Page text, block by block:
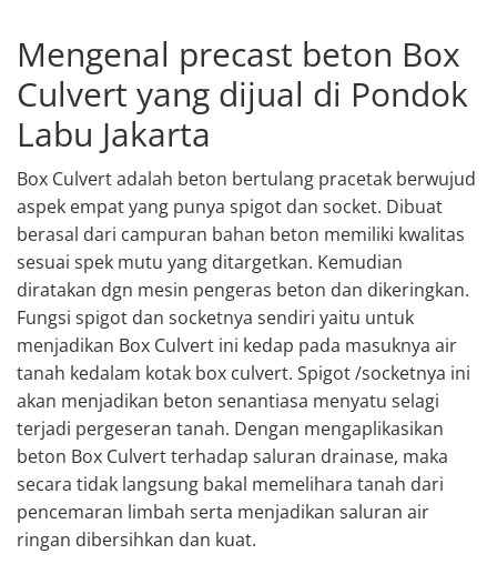
Mengenal precast beton Box
Culvert yang dijual di Pondok
Labu Jakarta
Box Culvert adalah beton bertulang pracetak berwujud
aspek empat yang punya spigot dan socket. Dibuat
berasal dari campuran bahan beton memiliki kwalitas
sesuai spek mutu yang ditargetkan. Kemudian
diratakan dgn mesin pengeras beton dan dikeringkan.
Fungsi spigot dan socketnya sendiri yaitu untuk
menjadikan Box Culvert ini kedap pada masuknya air
tanah kedalam kotak box culvert. Spigot /socketnya ini
akan menjadikan beton senantiasa menyatu selagi
terjadi pergeseran tanah. Dengan mengaplikasikan
beton Box Culvert terhadap saluran drainase, maka
secara tidak langsung bakal memelihara tanah dari
pencemaran limbah serta menjadikan saluran air
ringan dibersihkan dan kuat.